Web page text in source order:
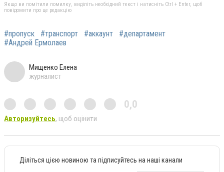
Якщо ви помітили помилку, виділіть необхідний текст і натисніть Ctrl + Enter, щоб
повідомити про це редакцію
#пропуск #транспорт #аккаунт
#департамент
#Андрей Ермолаев
Мищенко Елена
журналист
0,0
Авторизуйтесь, щоб оцінити
Діліться цією новиною та підписуйтесь на наші канали